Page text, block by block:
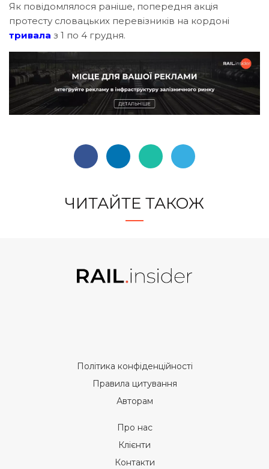
Як повідомлялося раніше, попередня акція
протесту словацьких перевізників на кордоні
тривала з 1 по 4 грудня.
ЧИТАЙТЕ ТАКОЖ
Політика конфіденційності
Правила цитування
Авторам
Про нас
Клієнти
Контакти